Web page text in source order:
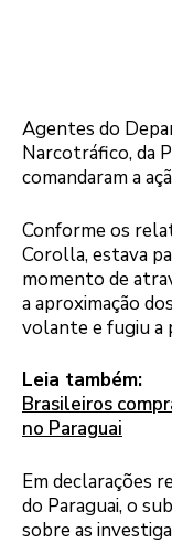
Agentes do
Narcotráfico, da
comandaram a
Conforme os
Corolla, estava
momento de
a aproximação
volante e fugiu a
Leia também:
Brasileiros
no Paraguai
Em declarações
do Paraguai, o
sobre as